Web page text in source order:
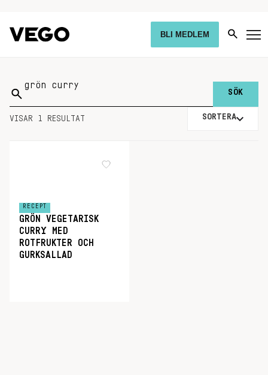
BLI MEDLEM
Sök
på:
VISAR 1 RESULTAT SORTERA
RECEPT
GRÖN VEGETARISK
CURRY MED
ROTFRUKTER OCH
GURKSALLAD